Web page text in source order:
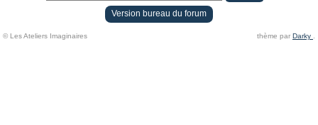
Version bureau du forum
© Les Ateliers Imaginaires thème par Darky